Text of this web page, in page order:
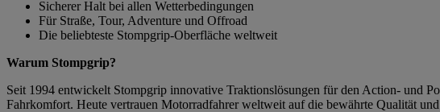
Sicherer Halt bei allen Wetterbedingungen
Für Straße, Tour, Adventure und Offroad
Die beliebteste Stompgrip-Oberfläche weltweit
Warum Stompgrip?
Seit 1994 entwickelt Stompgrip innovative Traktionslösungen für den Action- und
Fahrkomfort. Heute vertrauen Motorradfahrer weltweit auf die bewährte Qualität